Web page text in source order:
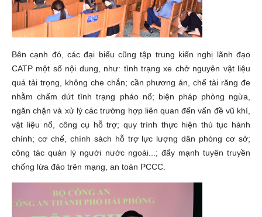
Bên cạnh đó, các đại biểu cũng tập trung kiến nghị lãnh đạo
CATP một số nội dung, như: tình trạng xe chở nguyên vật liệu
quá tải trọng, không che chắn; cần phương án, chế tài răng đe
nhằm chấm dứt tình trạng pháo nổ; biện pháp phòng ngừa,
ngăn chặn và xử lý các trường hợp liên quan đến vấn đề vũ khí,
vật liệu nổ, công cụ hỗ trợ; quy trình thực hiện thủ tục hành
chính; cơ chế, chính sách hỗ trợ lực lượng dân phòng cơ sở;
công tác quản lý người nước ngoài...; đẩy mạnh tuyên truyền
chống lừa đảo trên mạng, an toàn PCCC.